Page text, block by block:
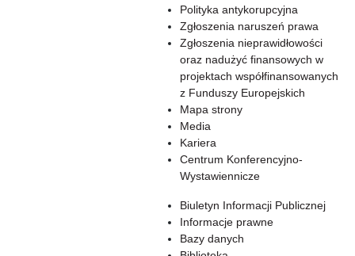
Polityka antykorupcyjna
Zgłoszenia naruszeń prawa
Zgłoszenia nieprawidłowości
oraz nadużyć finansowych w
projektach współfinansowanych
z Funduszy Europejskich
Mapa strony
Media
Kariera
Centrum Konferencyjno-
Wystawiennicze
Biuletyn Informacji Publicznej
Informacje prawne
Bazy danych